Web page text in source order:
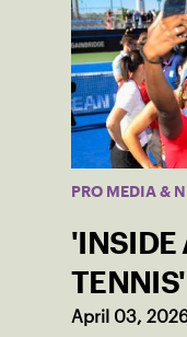
PRO MEDIA &
'INSIDE
TENNIS'
April 03,